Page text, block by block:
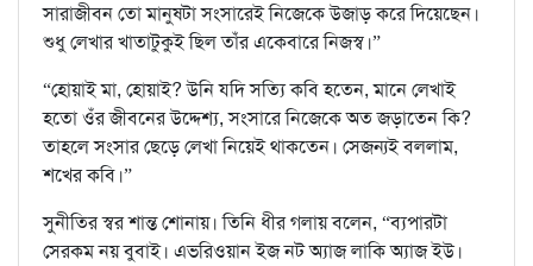
সারাজীবন তো মানুষটা সংসারেই নিজেকে উজাড় করে দিয়েছেন।
শুধু লেখার খাতাটুকুই ছিল তাঁর একেবারে নিজস্ব।”
“হোয়াই মা, হোয়াই? উনি যদি সত্যি কবি হতেন, মানে লেখাই
হতো ওঁর জীবনের উদ্দেশ্য, সংসারে নিজেকে অত জড়াতেন কি?
তাহলে সংসার ছেড়ে লেখা নিয়েই থাকতেন। সেজন্যই বললাম,
শখের কবি।”
সুনীতির স্বর শান্ত শোনায়। তিনি ধীর গলায় বলেন, “ব্যপারটা
সেরকম নয় বুবাই। এভরিওয়ান ইজ নট অ্যাজ লাকি অ্যাজ ইউ।